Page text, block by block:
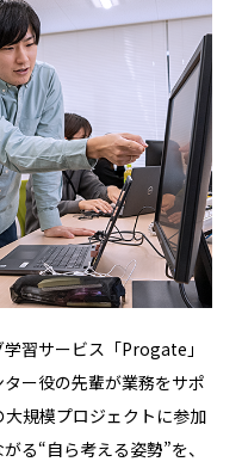
習サービス「Progate」
ー役の先輩が業務をサポ
規模プロジェクトに参加
る“自ら考える姿勢”を、